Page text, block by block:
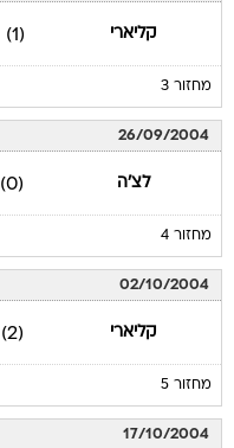
קליארי (1)
מחזור 3
26/09/2004
לצ'ה (0)
מחזור 4
02/10/2004
קליארי (2)
מחזור 5
17/10/2004